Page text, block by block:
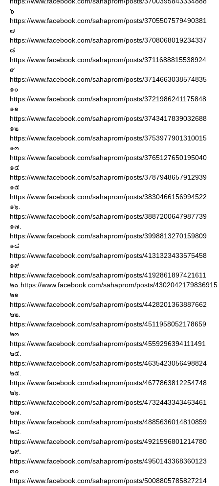
๖
https://www.facebook.com/sahaprom/posts/3705507579490381
๗
https://www.facebook.com/sahaprom/posts/3708068019234337
๘
https://www.facebook.com/sahaprom/posts/3711688815538924
๙
https://www.facebook.com/sahaprom/posts/3714663038574835
๑๐
https://www.facebook.com/sahaprom/posts/3721986241175848
๑๑
https://www.facebook.com/sahaprom/posts/3743417839032688
๑๒
https://www.facebook.com/sahaprom/posts/3753977901310015
๑๓
https://www.facebook.com/sahaprom/posts/3765127650195040
๑๔
https://www.facebook.com/sahaprom/posts/3787948657912939
๑๕
https://www.facebook.com/sahaprom/posts/3830466156994522
๑๖.
https://www.facebook.com/sahaprom/posts/3887200647987739
๑๗.
https://www.facebook.com/sahaprom/posts/3998813270159809
๑๘
https://www.facebook.com/sahaprom/posts/4131323433575458
๑๙
https://www.facebook.com/sahaprom/posts/4192861897421611
๒๐.https://www.facebook.com/sahaprom/posts/4302042179836915
๒๑
https://www.facebook.com/sahaprom/posts/4428201363887662
๒๒.
https://www.facebook.com/sahaprom/posts/4511958052178659
๒๓.
https://www.facebook.com/sahaprom/posts/4559296394111491
๒๔.
https://www.facebook.com/sahaprom/posts/4635423056498824
๒๕.
https://www.facebook.com/sahaprom/posts/4677863812254748
๒๖.
https://www.facebook.com/sahaprom/posts/4732443343463461
๒๗.
https://www.facebook.com/sahaprom/posts/4885636014810859
๒๘.
https://www.facebook.com/sahaprom/posts/4921596801214780
๒๙.
https://www.facebook.com/sahaprom/posts/4950143368360123
๓๐.
https://www.facebook.com/sahaprom/posts/5008805785827214